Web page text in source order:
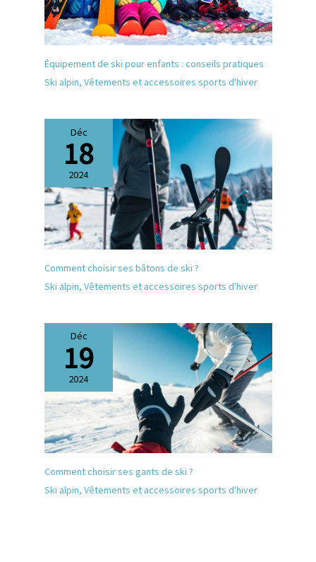
performance au travail.
Équipement de ski pour enfants : conseils pratiques
Ski alpin, Vêtements et accessoires sports d'hiver
Déc
18
2024
Comment choisir ses bâtons de ski ?
Ski alpin, Vêtements et accessoires sports d'hiver
Déc
19
2024
Comment choisir ses gants de ski ?
Ski alpin, Vêtements et accessoires sports d'hiver